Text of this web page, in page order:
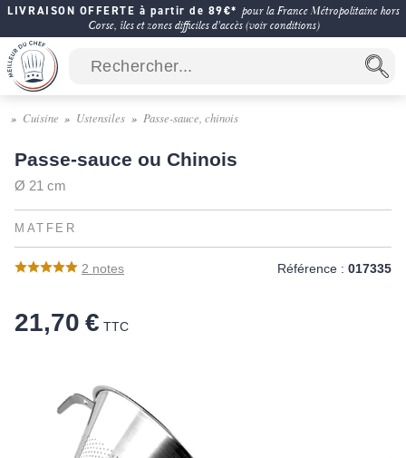
LIVRAISON OFFERTE à partir de 89€* pour la France Métropolitaine hors
Corse, îles et zones difficiles d'accès (voir conditions)
Cuisine Ustensiles Passe-sauce, chinois
Passe-sauce ou Chinois
Ø 21 cm
MATFER
2 notes Référence : 017335
21,70 € TTC